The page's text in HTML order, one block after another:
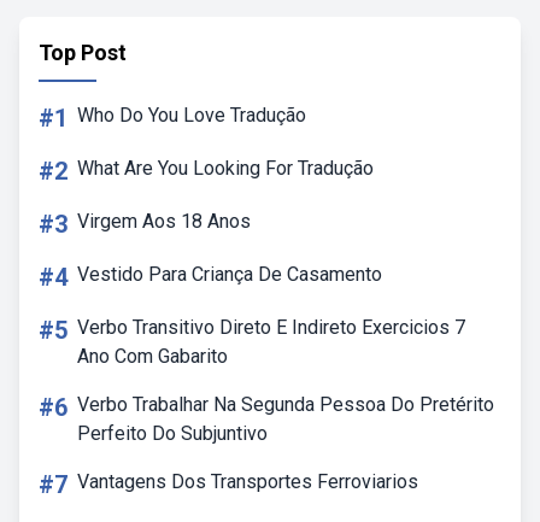
Top Post
#1 Who Do You Love Tradução
#2 What Are You Looking For Tradução
#3 Virgem Aos 18 Anos
#4 Vestido Para Criança De Casamento
#5 Verbo Transitivo Direto E Indireto Exercicios 7
Ano Com Gabarito
#6 Verbo Trabalhar Na Segunda Pessoa Do Pretérito
Perfeito Do Subjuntivo
#7 Vantagens Dos Transportes Ferroviarios